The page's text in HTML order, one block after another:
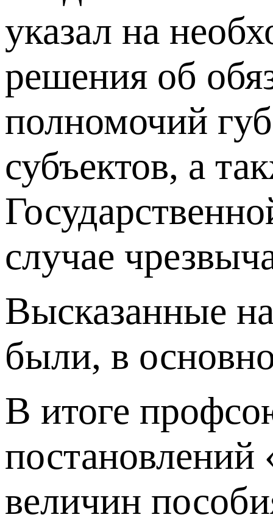
указал на
решения об
полномочий
субъектов, а
случае
Высказанные
были, в
В итоге
величин